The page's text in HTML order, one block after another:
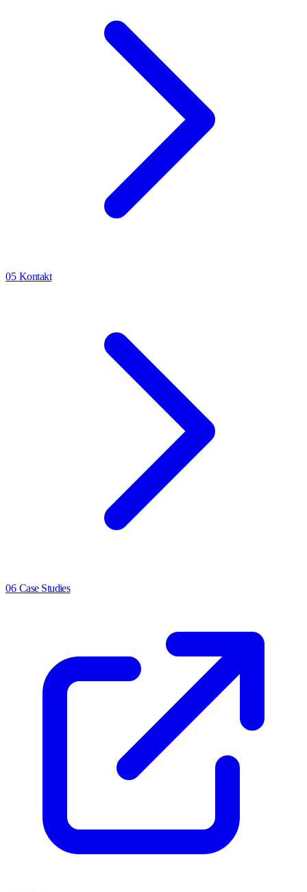
05 Kontakt
06 Case Studies